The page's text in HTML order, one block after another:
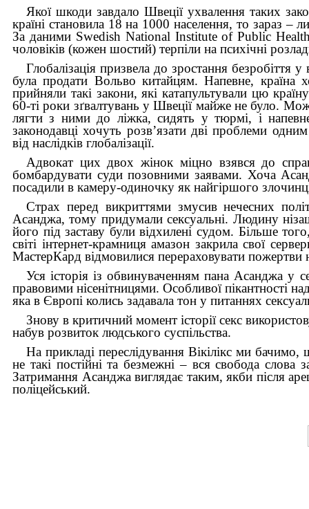
Якої шкоди завдало Швеції ухва­лення таких
країні становила 18 на 1000 населення, то зараз –
За даними Swedish National Institute of Public
чоловіків (кожен шостий) терпіли на психічні
Глобалізація призвела до зростання
була продати Вольво китайцям. Напевне, країна
прийняли такі закони, які катапультували цю
60-ті роки зґвалтувань у Швеції майже не було.
лягти з ними до ліжка, сидять у тюрмі, і
законодавці хочуть розв’язати дві проблеми
від наслідків глобалізації.
Адвокат цих двох жінок міцно взявся до
бомбардувати суди позовними заявами. Хоча
посадили в камеру-одиночку як найгіршого
Страх перед викриттями змусив нечесних
Асанджа, тому придумали сексуальні. Людину
його під заставу були відхилені судом. Більше
світі інтернет-крамниця амазон закрила свої
МастерКард відмовилися перераховувати пожертви
Уся історія із обвинуваченням пана Асанджа у
правовими нісенітницями. Особливої пікантності
яка в Європі колись задавала тон у питаннях
Знову в критичний момент історії секс
набув розвиток людського суспільства.
На прикладі переслідування Вікілікс ми бачимо,
не такі постійні та безмежні – вся свобода слова
Затримання Асанджа виглядає таким, якби після
поліцейський.